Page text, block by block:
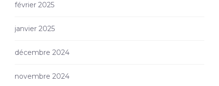
février 2025
janvier 2025
décembre 2024
novembre 2024